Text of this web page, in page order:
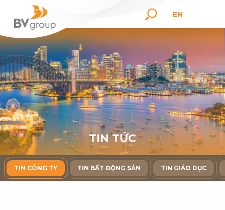
EN
TIN TỨC
TIN CÔNG TY TIN BẤT ĐỘNG SẢN TIN GIÁO DỤC